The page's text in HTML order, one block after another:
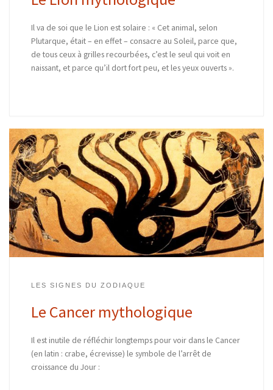
Il va de soi que le Lion est solaire : « Cet animal, selon
Plutarque, était – en effet – consacre au Soleil, parce que,
de tous ceux à grilles recourbées, c’est le seul qui voit en
naissant, et parce qu’il dort fort peu, et les yeux ouverts ».
LES SIGNES DU ZODIAQUE
Le Cancer mythologique
Il est inutile de réfléchir longtemps pour voir dans le Cancer
(en latin : crabe, écrevisse) le symbole de l’arrêt de
croissance du Jour :